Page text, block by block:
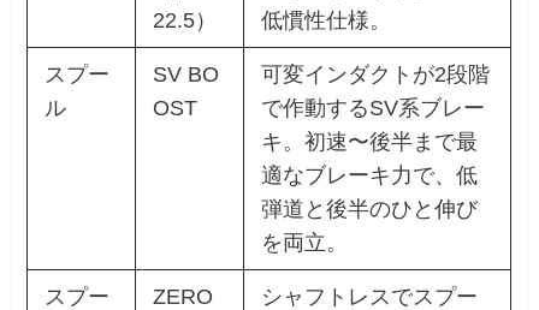
22.5）
低慣性仕様。
スプー
ル
SV BO
OST
可変インダクトが2段階
で作動するSV系ブレー
キ。初速〜後半まで最
適なブレーキ力で、低
弾道と後半のひと伸び
を両立。
スプー
ZERO
シャフトレスでスプー